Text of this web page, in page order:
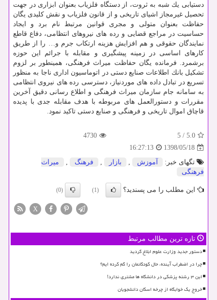
دستیابی یك شبه به ثروت، از دستگاه فلزیاب بعنوان ابزاری در جهت
تحصیل غیرمجاز اشیای تاریخی و از قانون فلزیاب و نقش كلیدی یگان
حفاظت بعنوان متولی و مجری قوانین مرتبط نام برد و ایجاد
حساسیت در مراجع قضایی و رده های نیروهای انتظامی، دفاع قاطع
نمایندگان حقوقی و هم افزایش هزینه ارتكاب جرم و… را از طریق
كارهای اساسی در زمینه پیشگیری و مقابله با جرائم این حوزه
برشمرد. فرمانده یگان حفاظت میراث فرهنگی، همینطور بر لزوم
تشكیل بانك اطلاعات صنایع دستی در اتوماسیون اداری ناجا به منظور
تسریع در تبادل داده های موردنیاز، دسترسی رده های نیروی انتظامی
به سامانه جام سازمان میراث فرهنگی و اطلاع رسانی دقیق آخرین
مقررات و دستورالعمل های مربوطه با هدف مقابله جدی با پدیده
قاچاق اموال تاریخی و فرهنگی و صنایع دستی تاكید نمود.
5.0
/
5
4730
1398/05/18
16:27:13
تگهای خبر:
آموزش , بازار , فرهنگ ,
میراث
فرهنگی
این مطلب را می پسندید؟ (1)
(0)
X
تازه ترین مطالب مرتبط
دستور جدید وزارت علوم ابلاغ گردید
چرا در اضطراب آینده، حال کودکانمان را گم کرده ایم؟
این ۳ رشته پزشکی در دانشگاه ها مشتری ندارد!
خروج یک خوابگاه از چرخه اسکان دانشجویان